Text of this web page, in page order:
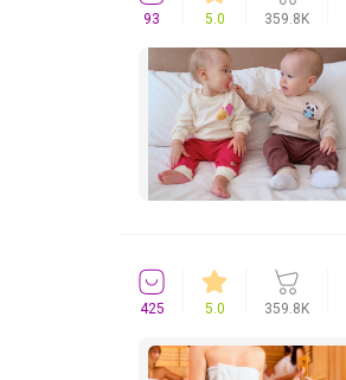
93 5.0 359.8K
425 5.0 359.8K